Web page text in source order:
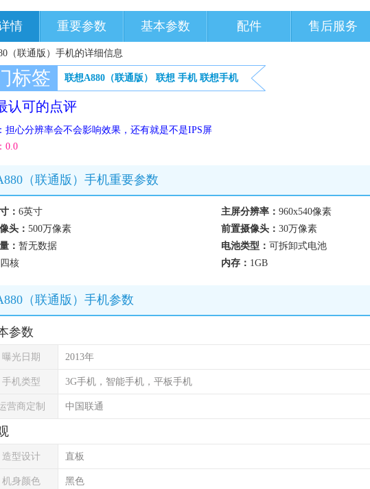
情 重要参数 基本参数 配件 售后服务
（联通版）手机的详细信息
标签 联想A880（联通版） 联想 手机 联想手机
认可的点评
担心分辨率会不会影响效果，还有就是不是IPS屏
0.0
（联通版）手机重要参数
： 6英寸 主屏分辨率： 960x540像素
头： 500万像素 前置摄像头： 30万像素
： 暂无数据 电池类型： 可拆卸式电池
四核 内存： 1GB
（联通版）手机参数
参数
曝光日期 2013年
手机类型 3G手机，智能手机，平板手机
营商定制 中国联通
造型设计 直板
机身颜色 黑色